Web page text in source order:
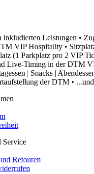
inkludierten Leistungen •
VIP Hospitality •
(1 Parkplatz pro 2 VIP
Live-Timing in der DTM
| Snacks |
der DTM •
Service
Retouren